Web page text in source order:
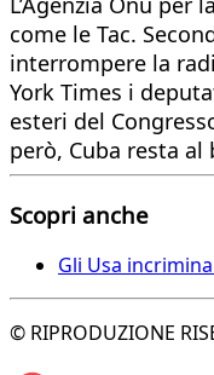
come le Tac.
interrompere la
York Times i
esteri del
però, Cuba resta
Scopri anche
Gli Usa
© RIPRODUZIONE